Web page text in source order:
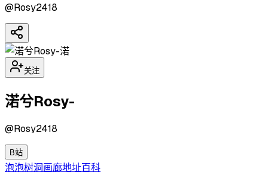
@Rosy2418
渃
关注
渃兮Rosy-
@Rosy2418
B站
泡泡树洞画廊地址百科